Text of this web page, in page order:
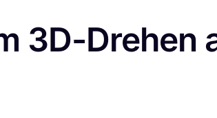
3D-Drehen